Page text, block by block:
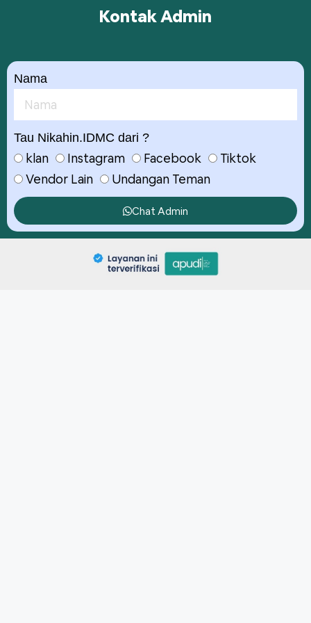
Kontak Admin
Nama
Tau Nikahin.IDMC dari ?
klan Instagram Facebook
Tiktok
Vendor Lain
Undangan Teman
Chat Admin